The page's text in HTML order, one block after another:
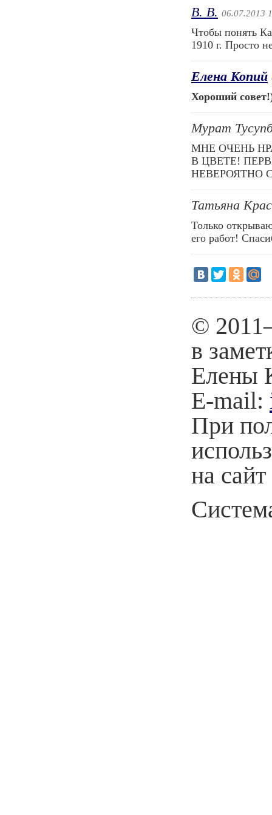
В. В. 06.07.2013
Чтобы понять
1910 г. Просто
Елена Копий
Хороший
Мурат
МНЕ ОЧЕНЬ
В ЦВЕТЕ!
НЕВЕРОЯТНО
Татьяна
Только
его работ!
©
в
Елены
E-mail:
При
на сайт